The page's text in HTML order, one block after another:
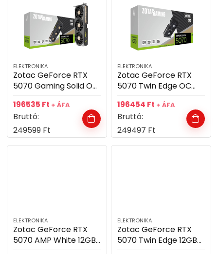
ELEKTRONIKA
Zotac GeForce RTX
5070 Gaming Solid OC
videókártya
196535 Ft + ÁFA
Bruttó:
249599 Ft
ELEKTRONIKA
Zotac GeForce RTX
5070 Twin Edge OC
videókártya
196454 Ft + ÁFA
Bruttó:
249497 Ft
ELEKTRONIKA
Zotac GeForce RTX
5070 AMP White 12GB
ELEKTRONIKA
Zotac GeForce RTX
5070 Twin Edge 12GB